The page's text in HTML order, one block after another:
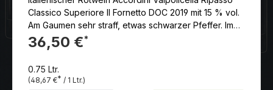
Classico Superiore Il Fornetto DOC 2019 mit 15 % vol.
Am Gaumen sehr straff, etwas schwarzer Pfeffer. Im
Nachhall sehr reife, weiche Tanine - gestützt durch
eine frische Säure die typisch für einen Valpolicella
36,50 €*
0.75 Ltr.
(48,67 €* / 1 Ltr.)